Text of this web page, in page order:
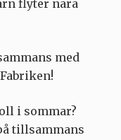
med
i sommar?
tillsammans